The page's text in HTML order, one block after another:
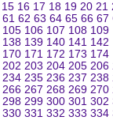
15 16 17 18 19 20 21
61 62 63 64 65 66 67
105 106 107 108 109
138 139 140 141 142
170 171 172 173 174
202 203 204 205 206
234 235 236 237 238
266 267 268 269 270
298 299 300 301 302
330 331 332 333 334